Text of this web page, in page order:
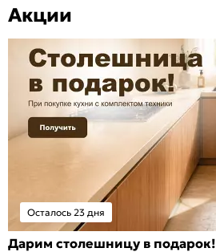
Акции
Осталось 23 дня
Дарим столешницу в подарок!